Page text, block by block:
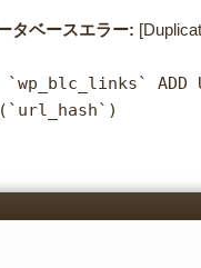
タベースエラー:
`wp_blc_links` ADD